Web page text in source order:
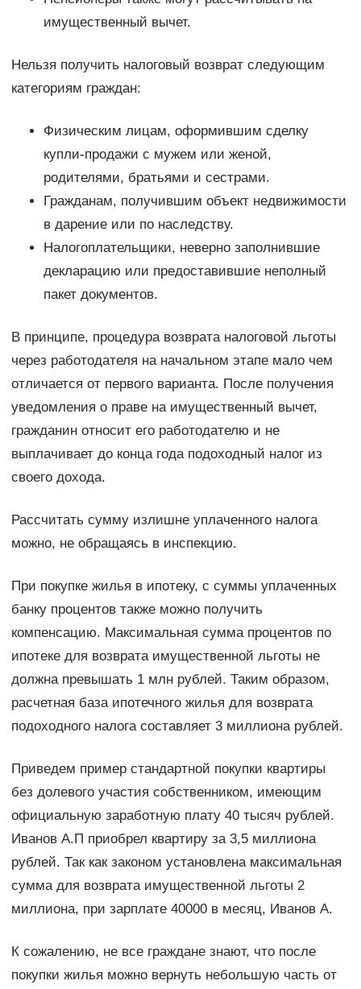
имущественный вычет.
Нельзя получить налоговый возврат следующим
категориям граждан:
Физическим лицам, оформившим сделку
купли-продажи с мужем или женой,
родителями, братьями и сестрами.
Гражданам, получившим объект недвижимости
в дарение или по наследству.
Налогоплательщики, неверно заполнившие
декларацию или предоставившие неполный
пакет документов.
В принципе, процедура возврата налоговой льготы
через работодателя на начальном этапе мало чем
отличается от первого варианта. После получения
уведомления о праве на имущественный вычет,
гражданин относит его работодателю и не
выплачивает до конца года подоходный налог из
своего дохода.
Рассчитать сумму излишне уплаченного налога
можно, не обращаясь в инспекцию.
При покупке жилья в ипотеку, с суммы уплаченных
банку процентов также можно получить
компенсацию. Максимальная сумма процентов по
ипотеке для возврата имущественной льготы не
должна превышать 1 млн рублей. Таким образом,
расчетная база ипотечного жилья для возврата
подоходного налога составляет 3 миллиона рублей.
Приведем пример стандартной покупки квартиры
без долевого участия собственником, имеющим
официальную заработную плату 40 тысяч рублей.
Иванов А.П приобрел квартиру за 3,5 миллиона
рублей. Так как законом установлена максимальная
сумма для возврата имущественной льготы 2
миллиона, при зарплате 40000 в месяц, Иванов А.
К сожалению, не все граждане знают, что после
покупки жилья можно вернуть небольшую часть от